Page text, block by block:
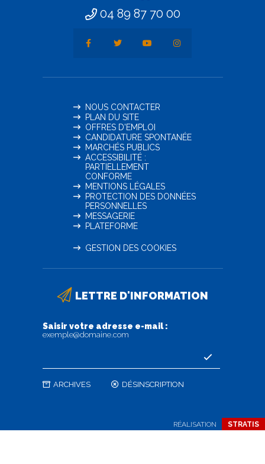
04 89 87 70 00
NOUS CONTACTER
PLAN DU SITE
OFFRES D'EMPLOI
CANDIDATURE SPONTANÉE
MARCHÉS PUBLICS
ACCESSIBILITÉ :
PARTIELLEMENT
CONFORME
MENTIONS LÉGALES
PROTECTION DES DONNÉES
PERSONNELLES
MESSAGERIE
PLATEFORME
GESTION DES COOKIES
LETTRE D'INFORMATION
Saisir votre adresse e-mail :
exemple@domaine.com
ARCHIVES DÉSINSCRIPTION
RÉALISATION STRATIS